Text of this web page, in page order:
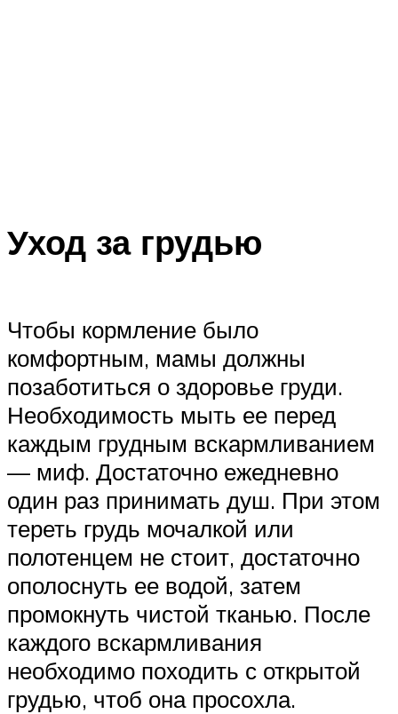
Уход за грудью
Чтобы кормление было
комфортным, мамы должны
позаботиться о здоровье груди.
Необходимость мыть ее перед
каждым грудным вскармливанием
— миф. Достаточно ежедневно
один раз принимать душ. При этом
тереть грудь мочалкой или
полотенцем не стоит, достаточно
ополоснуть ее водой, затем
промокнуть чистой тканью. После
каждого вскармливания
необходимо походить с открытой
грудью, чтоб она просохла.